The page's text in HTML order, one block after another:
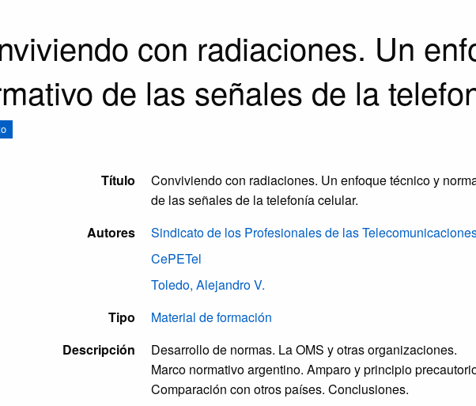
con radiaciones. Un
de las señales de la
Título
Conviviendo con radiaciones. Un enfoque técnico y
de las señales de la telefonía celular.
Autores
Sindicato de los Profesionales de las
CePETel
Toledo, Alejandro V.
Tipo
Material de formación
Descripción
Desarrollo de normas. La OMS y otras organizaciones.
Marco normativo argentino. Amparo y principio
Comparación con otros países. Conclusiones.